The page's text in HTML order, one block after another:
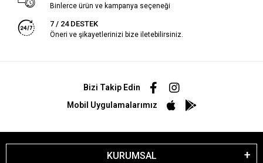
Binlerce ürün ve kampanya seçeneği
7 / 24 DESTEK
Öneri ve şikayetlerinizi bize iletebilirsiniz.
Bizi Takip Edin
Mobil Uygulamalarımız
KURUMSAL